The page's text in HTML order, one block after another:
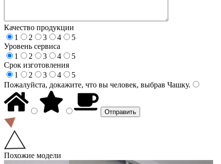
Качество продукции
1
2 3 4
5
Уровень сервиса
1
2 3 4
5
Срок изготовления
1
2 3 4
5
Пожалуйста, докажите, что вы человек, выбрав Чашку.
Похожие модели